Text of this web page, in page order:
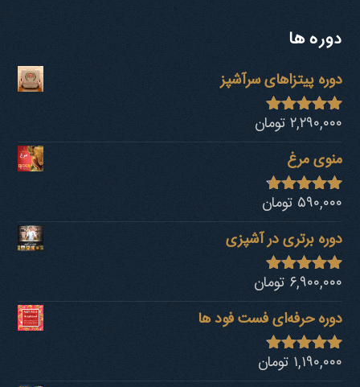
دوره ها
دوره پیتزاهای سرآشپز
نمره4.94
از 5
۲,۲۹۰,۰۰۰ تومان
منوی مرغ
نمره4.68
از 5
۵۹۰,۰۰۰ تومان
دوره برتری در آشپزی
نمره4.92
از 5
۶,۹۰۰,۰۰۰ تومان
دوره حرفه‌ای فست فود ها
نمره4.80
از 5
۱,۱۹۰,۰۰۰ تومان